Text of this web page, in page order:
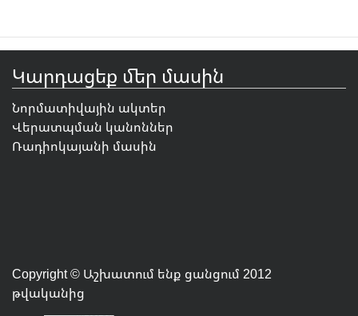
Կարդացեք մեր մասին
Նորմատիվային ակտեր
Վերատպման կանոններ
Ռադիոկայանի մասին
Copyright © Աշխատում ենք ցանցում 2012
թվականից